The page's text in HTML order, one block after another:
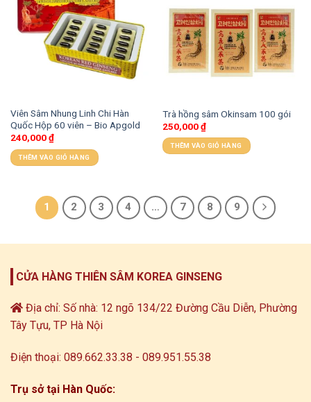
Viên Sâm Nhung Linh Chi Hàn
Quốc Hộp 60 viên – Bio Apgold
240,000₫
THÊM VÀO GIỎ HÀNG
Trà hồng sâm Okinsam 100 gói
250,000₫
THÊM VÀO GIỎ HÀNG
1 2 3 4 … 7 8 9
CỬA HÀNG THIÊN SÂM KOREA GINSENG
Địa chỉ: Số nhà: 12 ngõ 134/22 Đường Cầu Diễn, Phường
Tây Tựu, TP Hà Nội
Điện thoại: 089.662.33.38 - 089.951.55.38
Trụ sở tại Hàn Quốc: